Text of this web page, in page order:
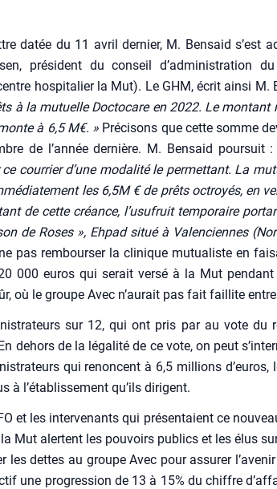
datée du 11 avril der­nier, M. Ben­said s’est
pré­sident du conseil d’administration
hos­pi­ta­lier la Mut). Le GHM, écrit ain­si M.
à la mutuelle Doc­to­care en 2022. Le mon­tant
à 6,5 M€. » Pré­ci­sons que cette somme
de l’année der­nière. M. Ben­said pour­suit :
cour­rier d’une moda­li­té le per­met­tant. La
les 6,5M € de prêts octroyés, en
de cette créance, l’usufruit tem­po­raire
de Roses », Ehpad situé à Valen­ciennes
pas rem­bour­ser la cli­nique mutua­liste en
000 euros qui serait ver­sé à la Mut
où le groupe Avec n’au­rait pas fait faillite
sur 12, qui ont pris par au vote du
dehors de la léga­li­té de ce vote, on peut
qui renoncent à 6,5 mil­lions
à l’établissement qu’ils dirigent.
et les inter­ve­nants qui pré­sen­taient ce
Mut alertent les pou­voirs publics et les élus
les dettes au groupe Avec pour assu­rer
une pro­gres­sion de 13 à 15% du chiffre